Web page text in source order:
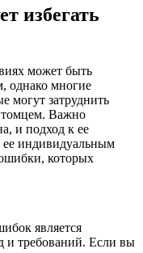
избегать
может быть
однако многие
могут затруднить
Важно
и подход к ее
индивидуальным
которых
является
и требований. Если вы